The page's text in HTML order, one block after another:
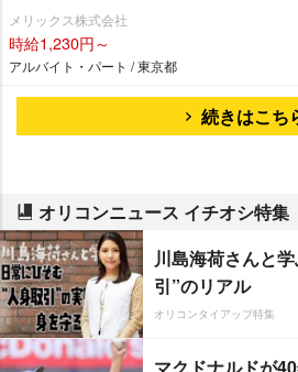
メリックス株式会社
時給1,230円～
アルバイト・パート / 東京都
続きはこち
オリコンニュース イチオシ特集
川島海荷さんと
引”のリアル
オリコンタイアップ特集